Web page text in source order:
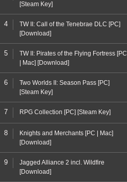
[Steam Key]
4
TW II: Call of the Tenebrae DLC [PC]
[Download]
5
TW II: Pirates of the Flying Fortress [PC
| Mac] [Download]
6
Two Worlds II: Season Pass [PC]
[Steam Key]
7 RPG Collection [PC] [Steam Key]
8
Knights and Merchants [PC | Mac]
[Download]
9
Jagged Alliance 2 incl. Wildfire
[Download]